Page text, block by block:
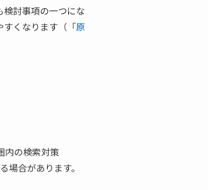
討事項の一つにな
すくなります（「原
内の検索対策
場合があります。